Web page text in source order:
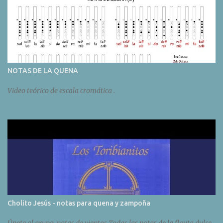
NOTAS DE LA QUENA
Video teórico de escala cromática .
Cholito Jesús - notas para quena y zampoña